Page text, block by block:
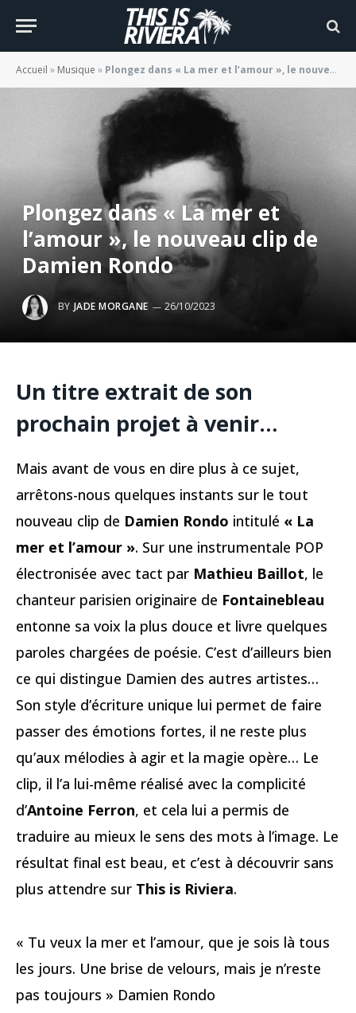
Accueil » Musique » Plongez dans « La mer et l’amour », le nouveau clip de Damien Rondo
Plongez dans « La mer et
l’amour », le nouveau clip de
Damien Rondo
BY JADE MORGANE 26/10/2023
Un titre extrait de son
prochain projet à venir…
Mais avant de vous en dire plus à ce sujet,
arrêtons-nous quelques instants sur le tout
nouveau clip de Damien Rondo intitulé « La
mer et l’amour ». Sur une instrumentale POP
électronisée avec tact par Mathieu Baillot, le
chanteur parisien originaire de Fontainebleau
entonne sa voix la plus douce et livre quelques
paroles chargées de poésie. C’est d’ailleurs bien
ce qui distingue Damien des autres artistes…
Son style d’écriture unique lui permet de faire
passer des émotions fortes, il ne reste plus
qu’aux mélodies à agir et la magie opère… Le
clip, il l’a lui-même réalisé avec la complicité
d’Antoine Ferron, et cela lui a permis de
traduire au mieux le sens des mots à l’image. Le
résultat final est beau, et c’est à découvrir sans
plus attendre sur This is Riviera.
« Tu veux la mer et l’amour, que je sois là tous
les jours. Une brise de velours, mais je n’reste
pas toujours » Damien Rondo